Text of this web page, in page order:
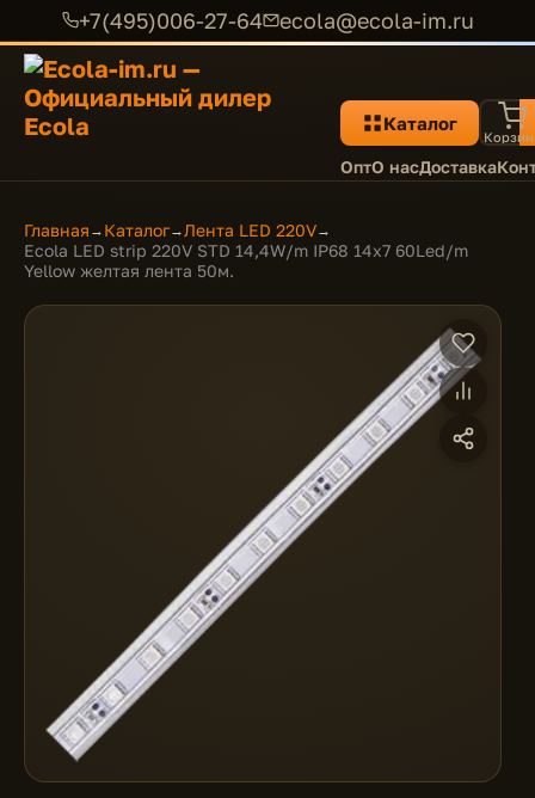
+7(495)006-27-64 ecola@ecola-im.ru
Каталог
ОптО насДоставка
Главная → Каталог→Лента LED 220V→
Ecola LED strip 220V STD 14,4W/m IP68 14x7 60Led/m
Yellow желтая лента 50м.